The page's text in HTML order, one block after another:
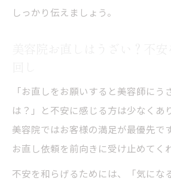
しっかり伝えましょう。
「お直しをお願いすると美容師にう
は？」と不安に感じる方は少なくあ
美容院ではお客様の満足が最優先で
お直し依頼を前向きに受け止めてく
不安を和らげるためには、「気にな